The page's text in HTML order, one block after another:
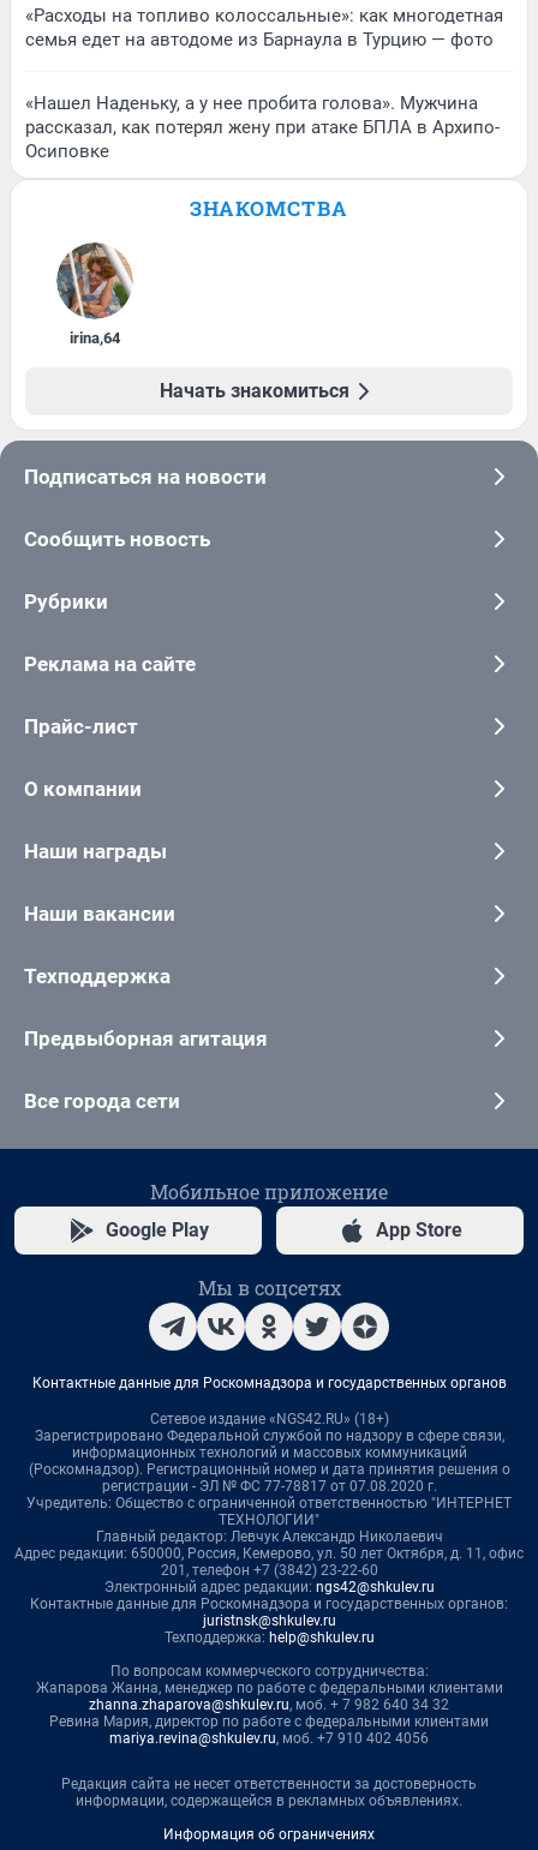
«Расходы на топливо колоссальные»: как многодетная
семья едет на автодоме из Барнаула в Турцию — фото
«Нашел Наденьку, а у нее пробита голова». Мужчина
рассказал, как потерял жену при атаке БПЛА в Архипо-
Осиповке
ЗНАКОМСТВА
irina,64
Начать знакомиться
Подписаться на новости
Сообщить новость
Рубрики
Реклама на сайте
Прайс-лист
О компании
Наши награды
Наши вакансии
Техподдержка
Предвыборная агитация
Все города сети
Мобильное приложение
Google Play App Store
Мы в соцсетях
Контактные данные для Роскомнадзора и государственных органов
Сетевое издание «NGS42.RU» (18+)
Зарегистрировано Федеральной службой по надзору в сфере связи,
информационных технологий и массовых коммуникаций
(Роскомнадзор). Регистрационный номер и дата принятия решения о
регистрации - ЭЛ № ФС 77-78817 от 07.08.2020 г.
Учредитель: Общество с ограниченной ответственностью "ИНТЕРНЕТ
ТЕХНОЛОГИИ"
Главный редактор: Левчук Александр Николаевич
Адрес редакции: 650000, Россия, Кемерово, ул. 50 лет Октября, д. 11, офис
201, телефон +7 (3842) 23-22-60
Электронный адрес редакции: ngs42@shkulev.ru
Контактные данные для Роскомнадзора и государственных органов:
juristnsk@shkulev.ru
Техподдержка: help@shkulev.ru
По вопросам коммерческого сотрудничества:
Жапарова Жанна, менеджер по работе с федеральными клиентами
zhanna.zhaparova@shkulev.ru, моб. + 7 982 640 34 32
Ревина Мария, директор по работе с федеральными клиентами
mariya.revina@shkulev.ru, моб. +7 910 402 4056
Редакция сайта не несет ответственности за достоверность
информации, содержащейся в рекламных объявлениях.
Информация об ограничениях